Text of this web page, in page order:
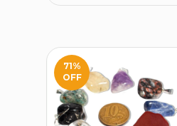
71%
OFF